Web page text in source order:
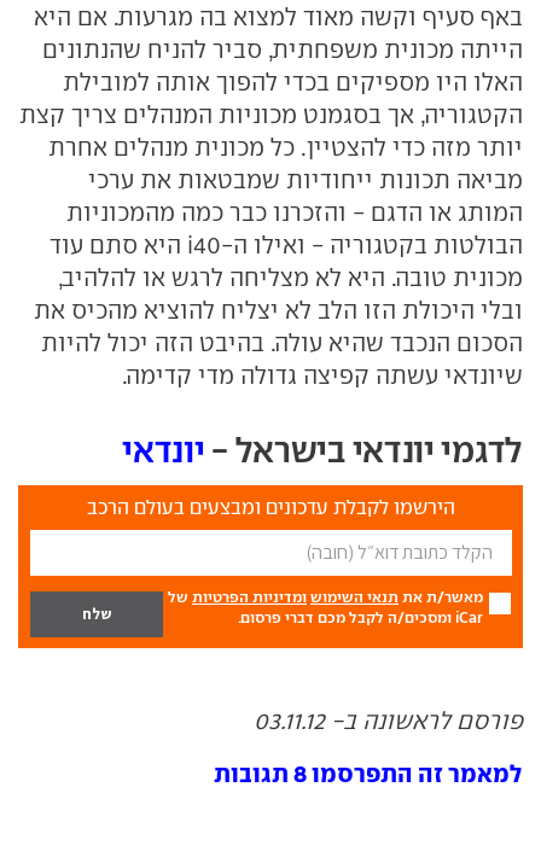
באף סעיף וקשה מאוד למצוא בה מגרעות. אם היא
הייתה מכונית משפחתית, סביר להניח שהנתונים
האלו היו מספיקים בכדי להפוך אותה למובילת
הקטגוריה, אך בסגמנט מכוניות המנהלים צריך קצת
יותר מזה כדי להצטיין. כל מכונית מנהלים אחרת
מביאה תכונות ייחודיות שמבטאות את ערכי
המותג או הדגם - והזכרנו כבר כמה מהמכוניות
הבולטות בקטגוריה - ואילו ה-i40 היא סתם עוד
מכונית טובה. היא לא מצליחה לרגש או להלהיב,
ובלי היכולת הזו הלב לא יצליח להוציא מהכיס את
הסכום הנכבד שהיא עולה. בהיבט הזה יכול להיות
שיונדאי עשתה קפיצה גדולה מדי קדימה.
לדגמי יונדאי בישראל - יונדאי
הירשמו לקבלת עדכונים ומבצעים בעולם הרכב
מאשר/ת את תנאי השימוש ומדיניות הפרטיות של
iCar ומסכים/ה לקבל מכם דברי פרסום.
פורסם לראשונה ב- 03.11.12
למאמר זה התפרסמו 8 תגובות